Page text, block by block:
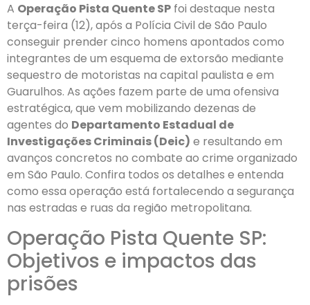
A Operação Pista Quente SP foi destaque nesta
terça-feira (12), após a Polícia Civil de São Paulo
conseguir prender cinco homens apontados como
integrantes de um esquema de extorsão mediante
sequestro de motoristas na capital paulista e em
Guarulhos. As ações fazem parte de uma ofensiva
estratégica, que vem mobilizando dezenas de
agentes do Departamento Estadual de
Investigações Criminais (Deic) e resultando em
avanços concretos no combate ao crime organizado
em São Paulo. Confira todos os detalhes e entenda
como essa operação está fortalecendo a segurança
nas estradas e ruas da região metropolitana.
Operação Pista Quente SP:
Objetivos e impactos das
prisões